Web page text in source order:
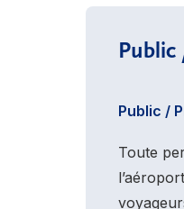
Public
Public /
Toute